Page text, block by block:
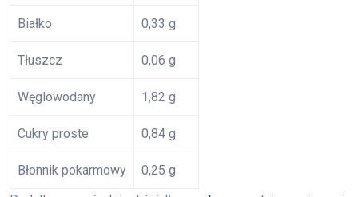
Białko 0,33 g
Tłuszcz 0,06 g
Węglowodany 1,82 g
Cukry proste 0,84 g
Błonnik pokarmowy
0,25 g